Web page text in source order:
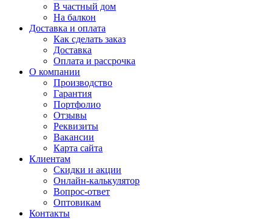
В частный дом
На балкон
Доставка и оплата
Как сделать заказ
Доставка
Оплата и рассрочка
О компании
Производство
Гарантия
Портфолио
Отзывы
Реквизиты
Вакансии
Карта сайта
Клиентам
Скидки и акции
Онлайн-калькулятор
Вопрос-ответ
Оптовикам
Контакты